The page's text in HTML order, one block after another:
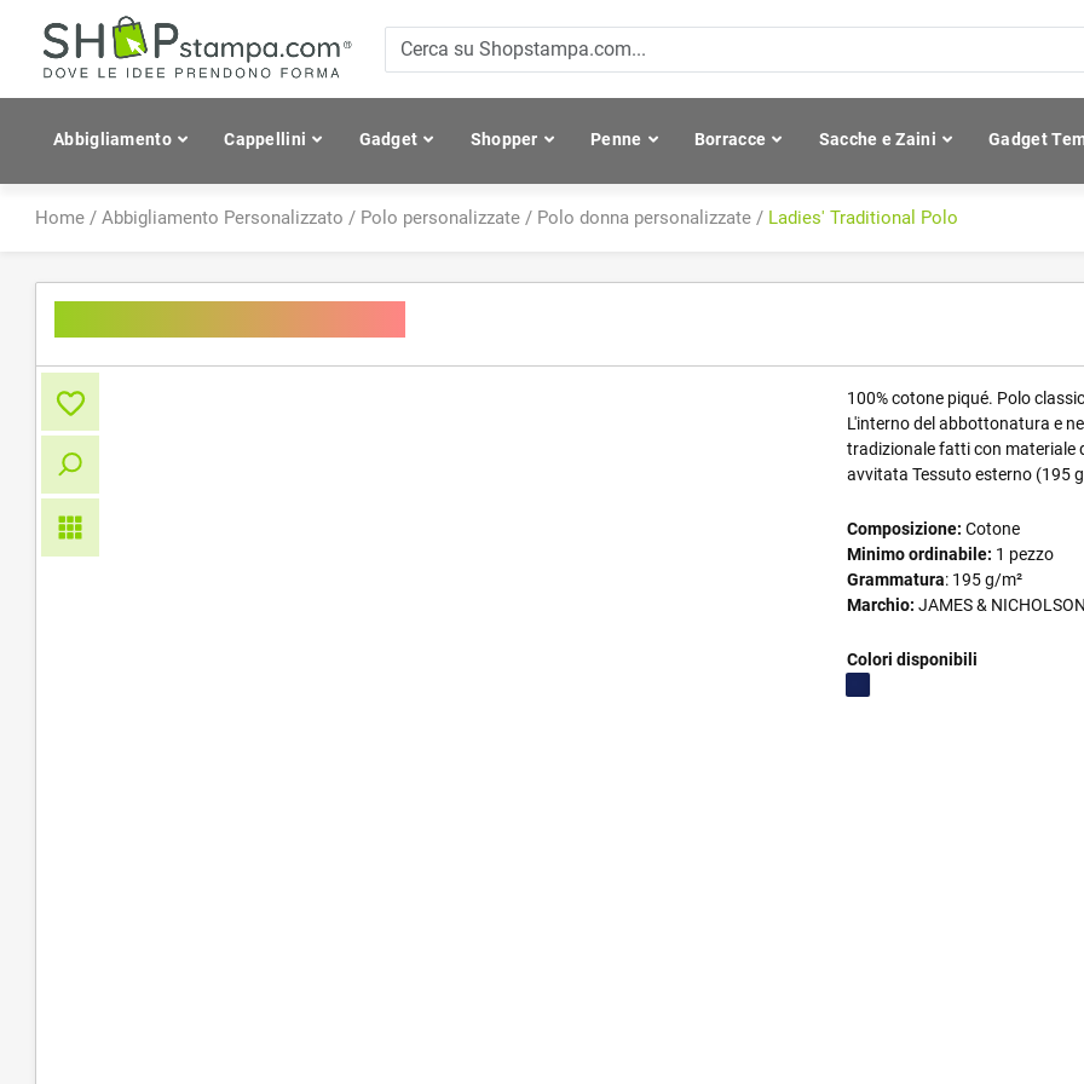
Abbigliamento Cappellini Gadget Shopper Penne Borracce Sacche e Zaini Gadget
Home / Abbigliamento Personalizzato / Polo personalizzate / Polo donna personalizzate / Ladies' Traditional Polo
100% cotone piqué. Polo
L'interno del abbottonatura e
tradizionale fatti con materiale
avvitata Tessuto esterno (195
Composizione: Cotone
Minimo ordinabile: 1 pezzo
Grammatura: 195 g/m²
Marchio: JAMES &
Colori disponibili